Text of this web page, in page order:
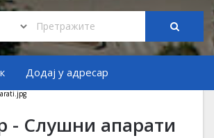
Додај у адресар
- Слушни апарати